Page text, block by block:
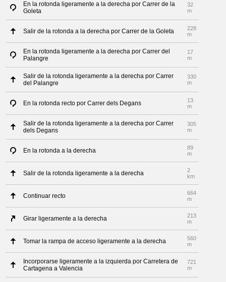
En la rotonda ligeramente a la derecha por Carrer de la
Goleta
32
m
Salir de la rotonda a la derecha por Carrer de la Goleta
228
m
En la rotonda ligeramente a la derecha por Carrer del
Palangre
17
m
Salir de la rotonda ligeramente a la derecha por Carrer
del Palangre
330
m
En la rotonda recto por Carrer dels Degans
13
m
Salir de la rotonda ligeramente a la derecha por Carrer
dels Degans
305
m
En la rotonda a la derecha
89
m
Salir de la rotonda ligeramente a la derecha
2
km
Continuar recto
664
m
Girar ligeramente a la derecha
213
m
Tomar la rampa de acceso ligeramente a la derecha
560
m
Incorporarse ligeramente a la izquierda por Carretera de
Cartagena a Valencia
721
m